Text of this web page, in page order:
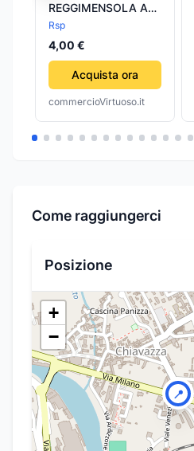
REGGIMENSOLA AD
ARCO VERNICE
ARGENTO 15CM
Rsp
4,00 €
Acquista ora
commercioVirtuoso.it
Come raggiungerci
Posizione
📍
+
−